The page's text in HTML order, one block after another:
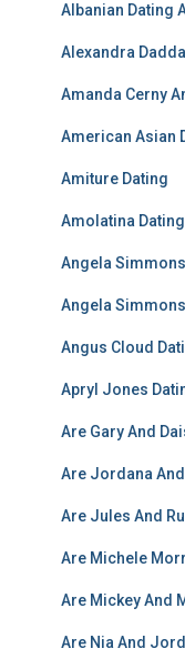
Albanian Dating
Alexandra
Amanda Cerny
American Asian
Amiture Dating
Amolatina Dating
Angela
Angela
Angus Cloud
Apryl Jones
Are Gary And
Are Jordana
Are Jules And
Are Michele
Are Mickey And
Are Nia And